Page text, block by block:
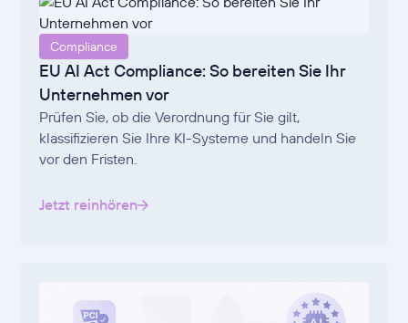
Compliance
EU AI Act Compliance: So bereiten Sie Ihr
Unternehmen vor
Prüfen Sie, ob die Verordnung für Sie gilt,
klassifizieren Sie Ihre KI-Systeme und handeln Sie
vor den Fristen.
Jetzt reinhören